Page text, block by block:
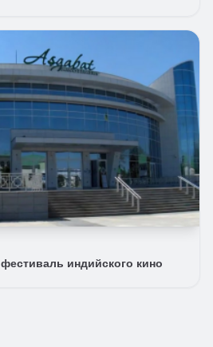
индийского кино